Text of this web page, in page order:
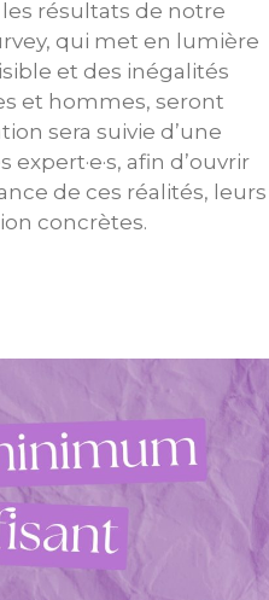
résultats de notre
qui met en lumière
et des inégalités
et hommes, seront
sera suivie d’une
afin d’ouvrir
de ces réalités, leurs
concrètes.